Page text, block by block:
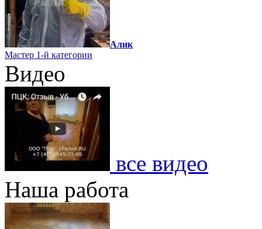
Алик
Мастер 1-й категории
Видео
все видео
Наша работа